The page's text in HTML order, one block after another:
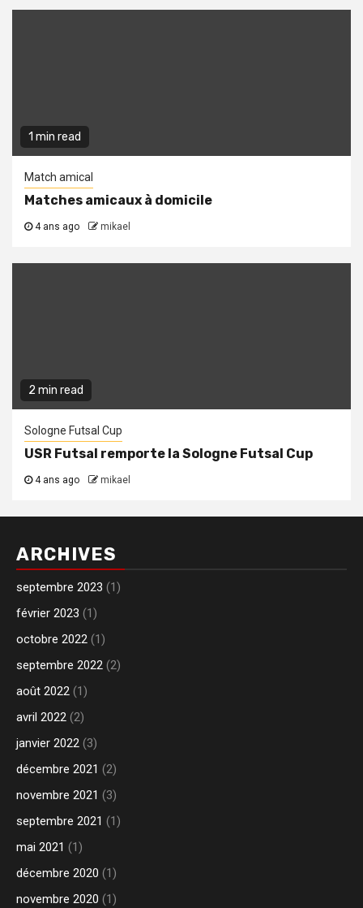
1 min read
Match amical
Matches amicaux à domicile
4 ans ago mikael
2 min read
Sologne Futsal Cup
USR Futsal remporte la Sologne Futsal Cup
4 ans ago mikael
ARCHIVES
septembre 2023 (1)
février 2023 (1)
octobre 2022 (1)
septembre 2022 (2)
août 2022 (1)
avril 2022 (2)
janvier 2022 (3)
décembre 2021 (2)
novembre 2021 (3)
septembre 2021 (1)
mai 2021 (1)
décembre 2020 (1)
novembre 2020 (1)